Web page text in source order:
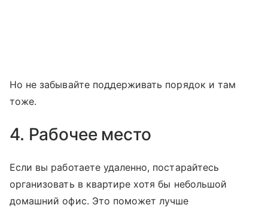
Но не забывайте поддерживать порядок и там
тоже.
4. Рабочее место
Если вы работаете удаленно, постарайтесь
организовать в квартире хотя бы небольшой
домашний офис. Это поможет лучше